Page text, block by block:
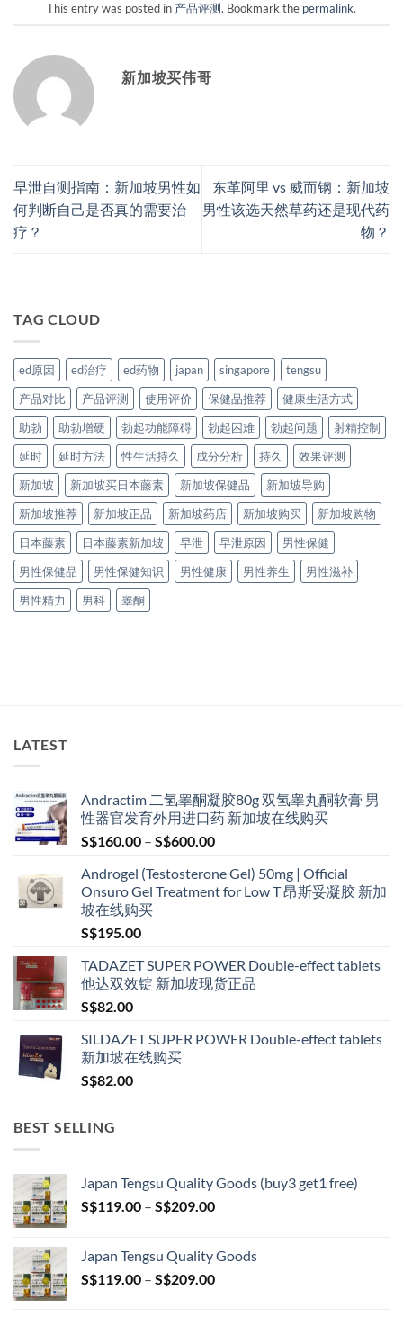
This entry was posted in 产品评测. Bookmark the permalink.
新加坡买伟哥
早泄自测指南：新加坡男性如
何判断自己是否真的需要治
疗？
东革阿里 vs 威而钢：新加坡
男性该选天然草药还是现代药
物？
TAG CLOUD
ed原因 ed治疗 ed药物 japan singapore
tengsu
产品对比
产品评测 使用评价 保健品推荐
健康生活方式
助勃
助勃增硬 勃起功能障碍 勃起困难 勃起问题
射精控制
延时
延时方法 性生活持久 成分分析 持久
效果评测
新加坡
新加坡买日本藤素 新加坡保健品
新加坡导购
新加坡推荐
新加坡正品 新加坡药店 新加坡购买
新加坡购物
日本藤素
日本藤素新加坡 早泄 早泄原因
男性保健
男性保健品
男性保健知识 男性健康 男性养生
男性滋补
男性精力
男科 睾酮
LATEST
Andractim 二氢睾酮凝胶80g 双氢睾丸酮软膏 男
性器官发育外用进口药 新加坡在线购买
S$160.00 – S$600.00Price
S$160.00
through
Androgel (Testosterone Gel) 50mg | Official
Onsuro Gel Treatment for Low T 昂斯妥凝胶 新加
坡在线购买
S$195.00
TADAZET SUPER POWER Double-effect tablets
他达双效锭 新加坡现货正品
S$82.00
SILDAZET SUPER POWER Double-effect tablets
新加坡在线购买
S$82.00
BEST SELLING
Japan Tengsu Quality Goods (buy3 get1 free)
S$119.00 – S$209.00Price
through
S$209.00
Japan Tengsu Quality Goods
S$119.00 – S$209.00Price